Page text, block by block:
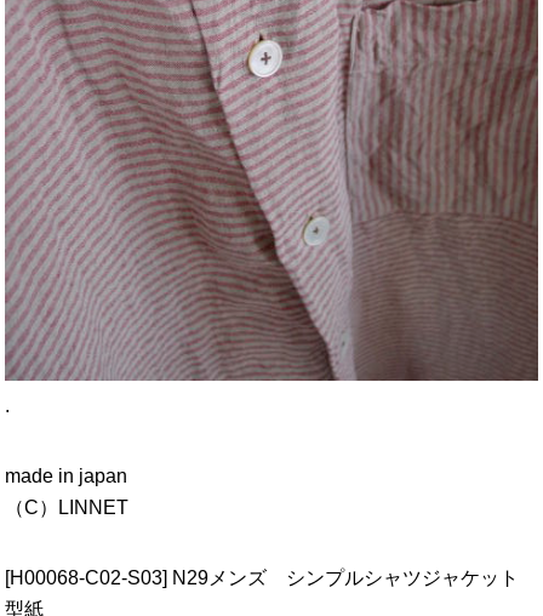
.
made in japan
（C）LINNET
[H00068-C02-S03] N29メンズ シンプルシャツジャケット
型紙